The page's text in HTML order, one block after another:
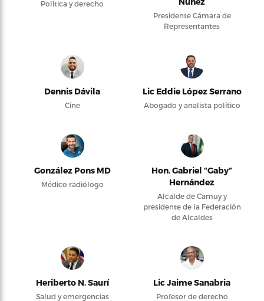
Política y derecho
Presidente Cámara de
Representantes
Dennis Dávila
Cine
Lic Eddie López Serrano
Abogado y analista político
González Pons MD
Médico radiólogo
Hon. Gabriel “Gaby”
Hernández
Alcalde de Camuy y
presidente de la Federación
de Alcaldes
Heriberto N. Saurí
Salud y emergencias
Lic Jaime Sanabria
Profesor de derecho